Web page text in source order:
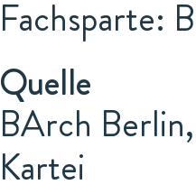
Fachsparte:
Quelle
BArch
Kartei